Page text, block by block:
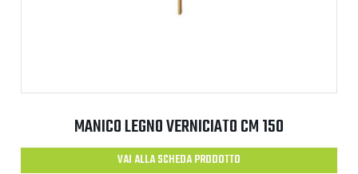
MANICO LEGNO VERNICIATO CM 150
VAI ALLA SCHEDA PRODOTTO